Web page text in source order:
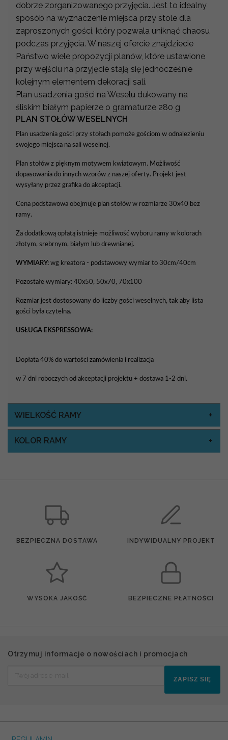
dobrze zorganizowanego przyjęcia. Jest to idealny
sposób na wyznaczenie miejsca przy stole dla
zaproszonych gości, który pozwala uniknąć chaosu
podczas przyjęcia. W naszej ofercie znajdziecie
Państwo wiele propozycji planów, które ustawione
przy wejściu na przyjęcie stają się jednocześnie
kolejnym elementem dekoracji sali.
Plan usadzenia gości na Weselu dukowany na
śliskim białym papierze o gramaturze 280 g
PLAN STOŁÓW WESELNYCH
Plan usadzenia gości przy stołach pomoże gościom w odnalezieniu
swojego miejsca na sali weselnej.
Plan stołów z pięknym motywem kwiatowym. Możliwość
dopasowania do innych wzorów z naszej oferty. Projekt jest
wysyłany przez grafika do akceptacji.
Cena podstawowa obejmuje plan stołów w rozmiarze 30x40 bez
ramy.
Za dodatkową opłatą istnieje możliwość wyboru ramy w kolorach
złotym, srebrnym, białym lub drewnianej.
WYMIARY: wg kreatora - podstawowy wymiar to 30cm/40cm
Pozostałe wymiary: 40x50, 50x70, 70x100
Rozmiar jest dostosowany do liczby gości weselnych, tak aby lista
gości była czytelna.
USŁUGA EKSPRESSOWA:
Dopłata 40% do wartości zamówienia i realizacja
w 7 dni roboczych od akceptacji projektu + dostawa 1-2 dni.
WIELKOŚĆ RAMY
KOLOR RAMY
BEZPIECZNA DOSTAWA INDYWIDUALNY PROJEKT
WYSOKA JAKOŚĆ BEZPIECZNE PŁATNOŚCI
Otrzymuj informacje o nowościach i promocjach
ZAPISZ SIĘ